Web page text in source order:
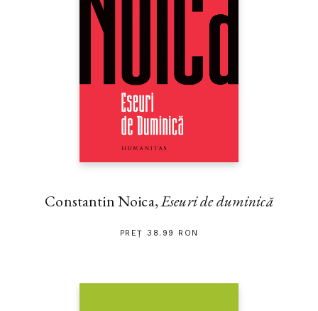
Constantin Noica,Eseuri de duminică
PREȚ 38.99 RON